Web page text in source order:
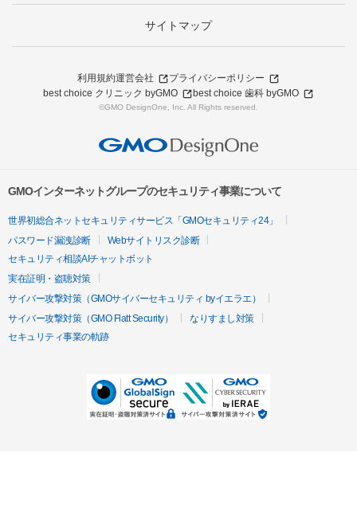
サイトマップ
利用規約運営会社
プライバシーポリシー
best choice クリニック byGMO
best choice 歯科 byGMO
©GMO DesignOne, Inc. All Rights reserved.
GMOインターネットグループのセキュリティ事業について
世界初総合ネットセキュリティサービス「GMOセキュリティ24」
パスワード漏洩診断
Webサイトリスク診断
セキュリティ相談AIチャットボット
実在証明・盗聴対策
サイバー攻撃対策（GMOサイバーセキュリティ byイエラエ）
サイバー攻撃対策（GMO Flatt Security）
なりすまし対策
セキュリティ事業の軌跡